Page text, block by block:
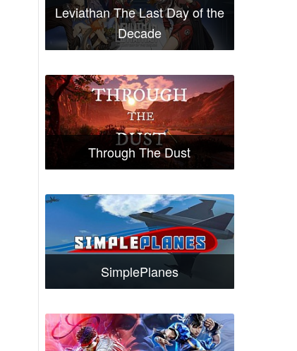
Leviathan The Last Day of the
Decade
Through The Dust
SimplePlanes